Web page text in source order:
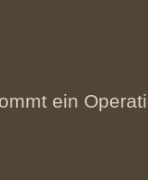
ein